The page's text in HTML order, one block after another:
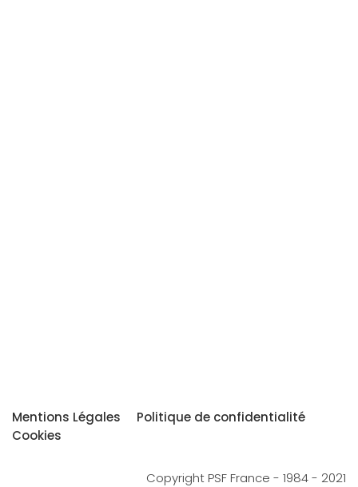
Mentions Légales
Politique de confidentialité
Cookies
Copyright PSF France - 1984 - 2021